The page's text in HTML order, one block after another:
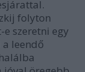
folyton
szeretni egy
a leendő